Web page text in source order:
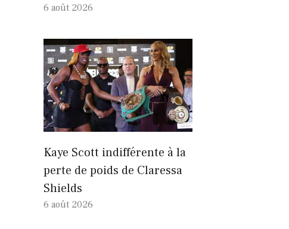
6 août 2026
Kaye Scott indifférente à la
perte de poids de Claressa
Shields
6 août 2026